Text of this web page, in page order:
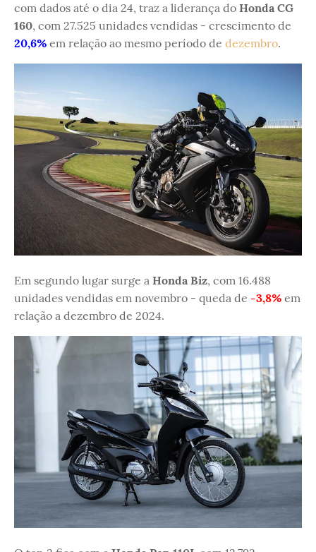
com dados até o dia 24, traz a liderança do Honda CG
160, com 27.525 unidades vendidas - crescimento de
20,6% em relação ao mesmo período de dezembro.
Em segundo lugar surge a Honda Biz, com 16.488
unidades vendidas em novembro - queda de -3,8% em
relação a dezembro de 2024.